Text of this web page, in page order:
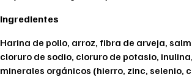
Ingredientes
Harina de pollo, arroz, fibra de arveja,
cloruro de sodio, cloruro de potasio,
minerales orgánicos (hierro, zinc, selenio,